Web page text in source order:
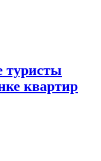
туристы
квартир